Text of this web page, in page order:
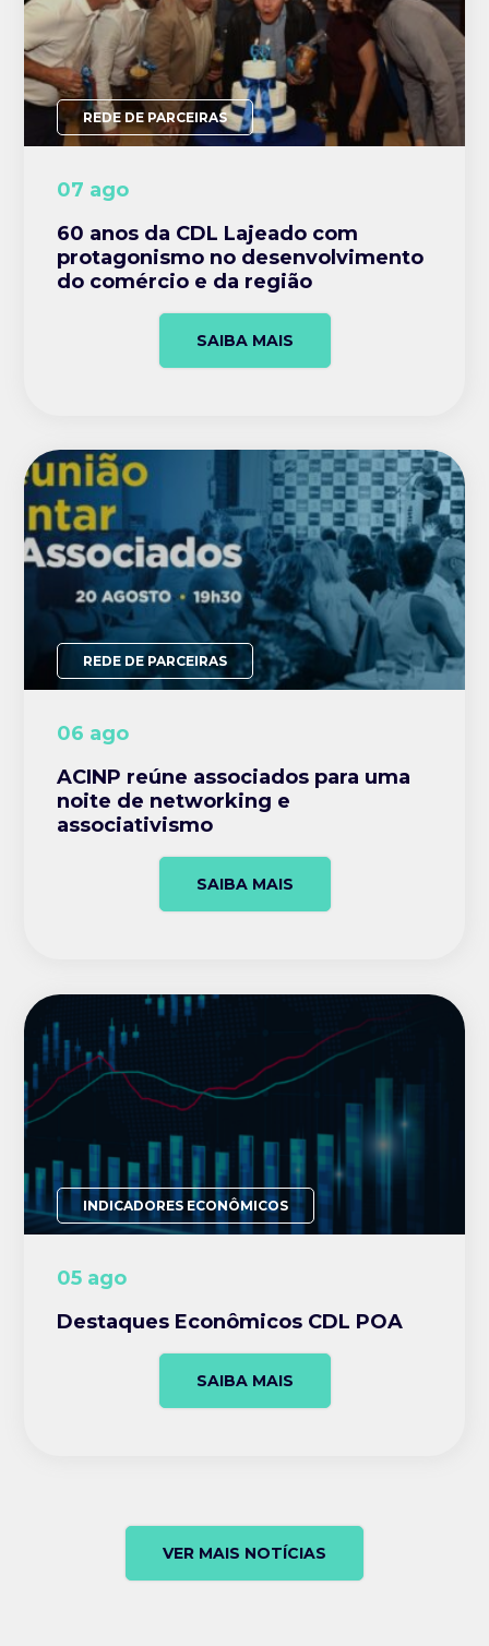
REDE DE PARCEIRAS
07 ago
60 anos da CDL Lajeado com
protagonismo no desenvolvimento
do comércio e da região
SAIBA MAIS
REDE DE PARCEIRAS
06 ago
ACINP reúne associados para uma
noite de networking e
associativismo
SAIBA MAIS
INDICADORES ECONÔMICOS
05 ago
Destaques Econômicos CDL POA
SAIBA MAIS
VER MAIS NOTÍCIAS